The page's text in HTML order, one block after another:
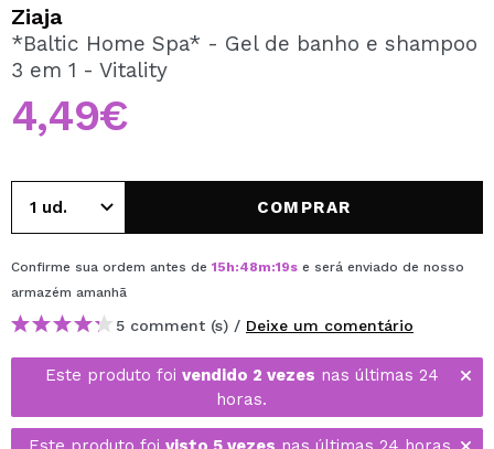
Ao criar uma conta no Maquibeauty.pt pode fazer as suas
compras rapidamente, verificar o estado das suas
Ziaja
*Baltic Home Spa* - Gel de banho e shampoo
3 em 1 - Vitality
4,49€
COMPRAR
Confirme sua ordem antes de 15h:48m:19s e será enviado de nosso
armazém amanhã
5 comment (s) / Deixe um comentário
Este produto foi vendido 2 vezes nas últimas 24
horas.